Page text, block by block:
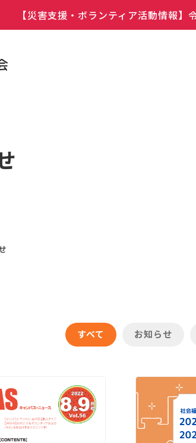
【災害支援・ボランティア活動情報
すべて お知らせ